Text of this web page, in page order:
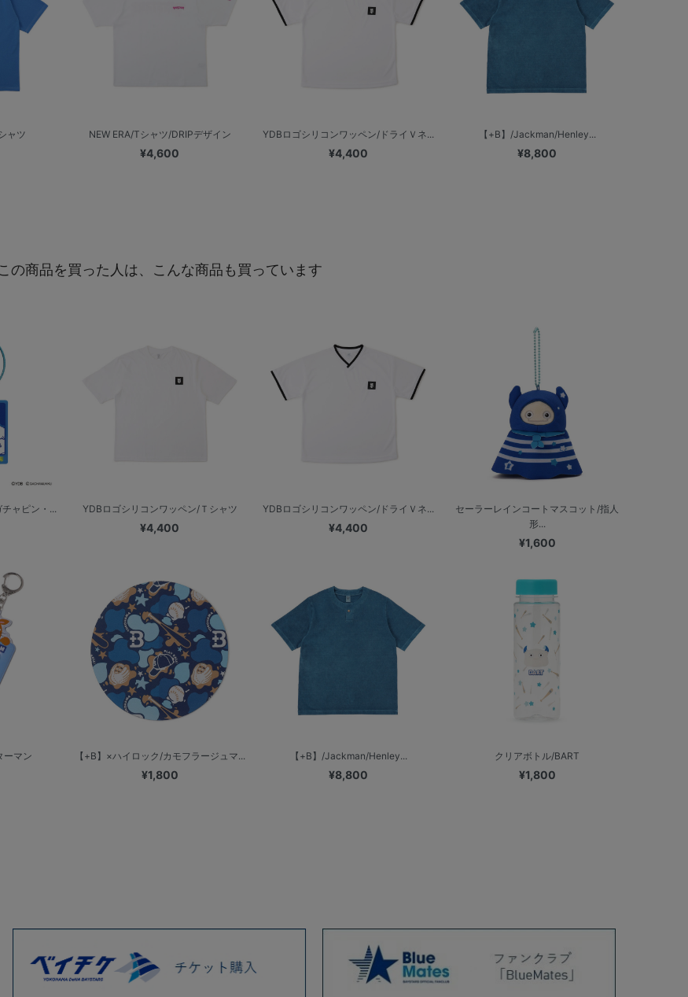
ャツ NEW ERA/Tシャツ/DRIPデザイン
¥4,600
YDBロゴシリコンワッペン/ドライＶネ...
¥4,400
【+B】/Jackman/Henley...
¥8,800
の商品を買った人は、こんな商品も買っています
ャピン・... YDBロゴシリコンワッペン/Ｔシャツ
¥4,400
YDBロゴシリコンワッペン/ドライＶネ...
¥4,400
セーラーレインコートマスコット/指人
形...
¥1,600
ーマン 【+B】×ハイロック/カモフラージュマ...
¥1,800
【+B】/Jackman/Henley...
¥8,800
クリアボトル/BART
¥1,800